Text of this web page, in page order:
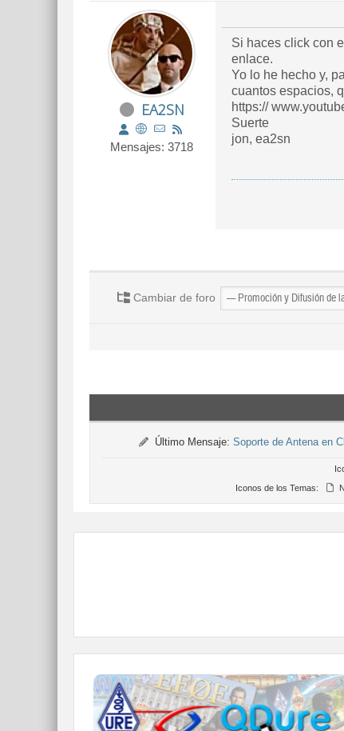
EA2SN
Mensajes: 3718
Si haces click con
enlace.
Yo lo he hecho y,
cuantos espacios,
https://
Suerte
jon, ea2sn
Cambiar de foro
Último Mensaje: Soporte de Antena en
Iconos de los Temas:
QDURE - https://qsl.ure.es